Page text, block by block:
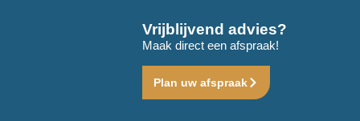
Vrijblijvend advies?
Maak direct een afspraak!
Plan uw afspraak